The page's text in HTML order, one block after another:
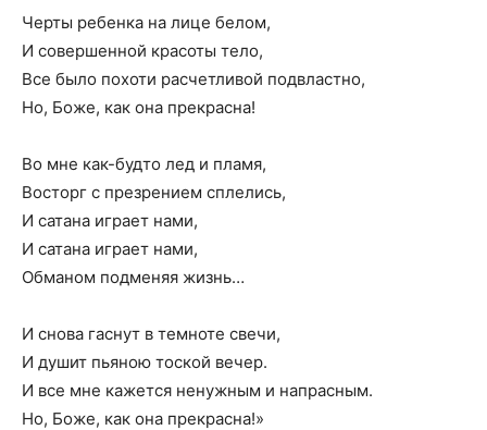
Черты ребенка на лице белом,
И совершенной красоты тело,
Все было похоти расчетливой подвластно,
Но, Боже, как она прекрасна!
Во мне как-будто лед и пламя,
Восторг с презрением сплелись,
И сатана играет нами,
И сатана играет нами,
Обманом подменяя жизнь…
И снова гаснут в темноте свечи,
И душит пьяною тоской вечер.
И все мне кажется ненужным и напрасным.
Но, Боже, как она прекрасна!»